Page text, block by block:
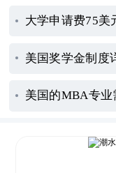
大学申请费75美
美国奖学金制度
美国的MBA专业